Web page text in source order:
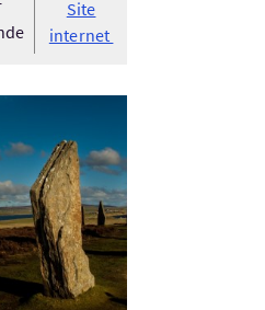
Site
internet
5 jours aux îles Orcades et à